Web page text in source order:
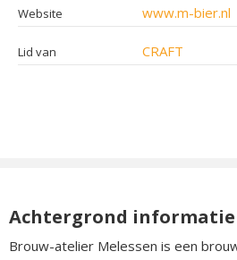
Website www.m-bier.nl
Lid van CRAFT
Achtergrond informatie
Brouw-atelier Melessen is een